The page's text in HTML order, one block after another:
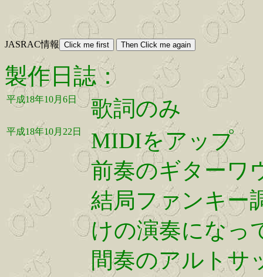
JASRAC情報
製作日誌：
平成18年10月6日 歌詞のみ
平成18年10月22日
MIDIをアップ
前奏のギターワ
結局ファンキー
けの演奏になっ
間奏のアルトサ